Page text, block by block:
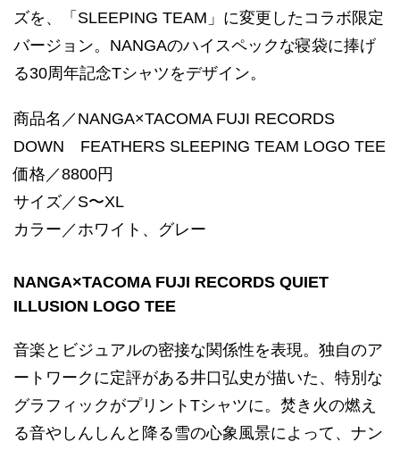
ズを、「SLEEPING TEAM」に変更したコラボ限定
バージョン。NANGAのハイスペックな寝袋に捧げ
る30周年記念Tシャツをデザイン。
商品名／NANGA×TACOMA FUJI RECORDS
DOWN FEATHERS SLEEPING TEAM LOGO TEE
価格／8800円
サイズ／S〜XL
カラー／ホワイト、グレー
NANGA×TACOMA FUJI RECORDS QUIET
ILLUSION LOGO TEE
音楽とビジュアルの密接な関係性を表現。独自のア
ートワークに定評がある井口弘史が描いた、特別な
グラフィックがプリントTシャツに。焚き火の燃え
る音やしんしんと降る雪の心象風景によって、ナン